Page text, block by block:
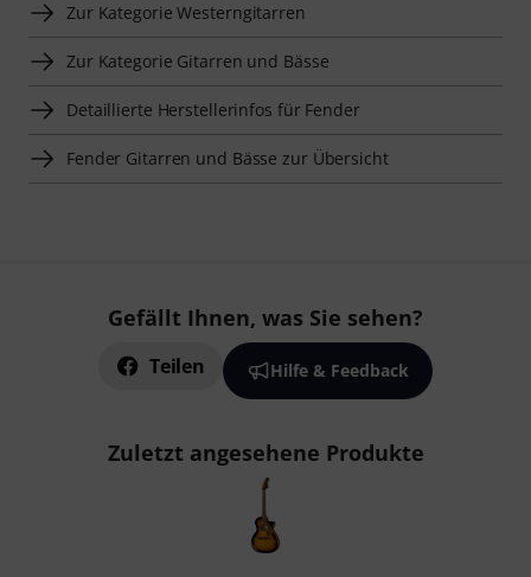
Zur Kategorie Westerngitarren
Zur Kategorie Gitarren und Bässe
Detaillierte Herstellerinfos für Fender
Fender Gitarren und Bässe zur Übersicht
Gefällt Ihnen, was Sie sehen?
Teilen Hilfe & Feedback
Zuletzt angesehene Produkte